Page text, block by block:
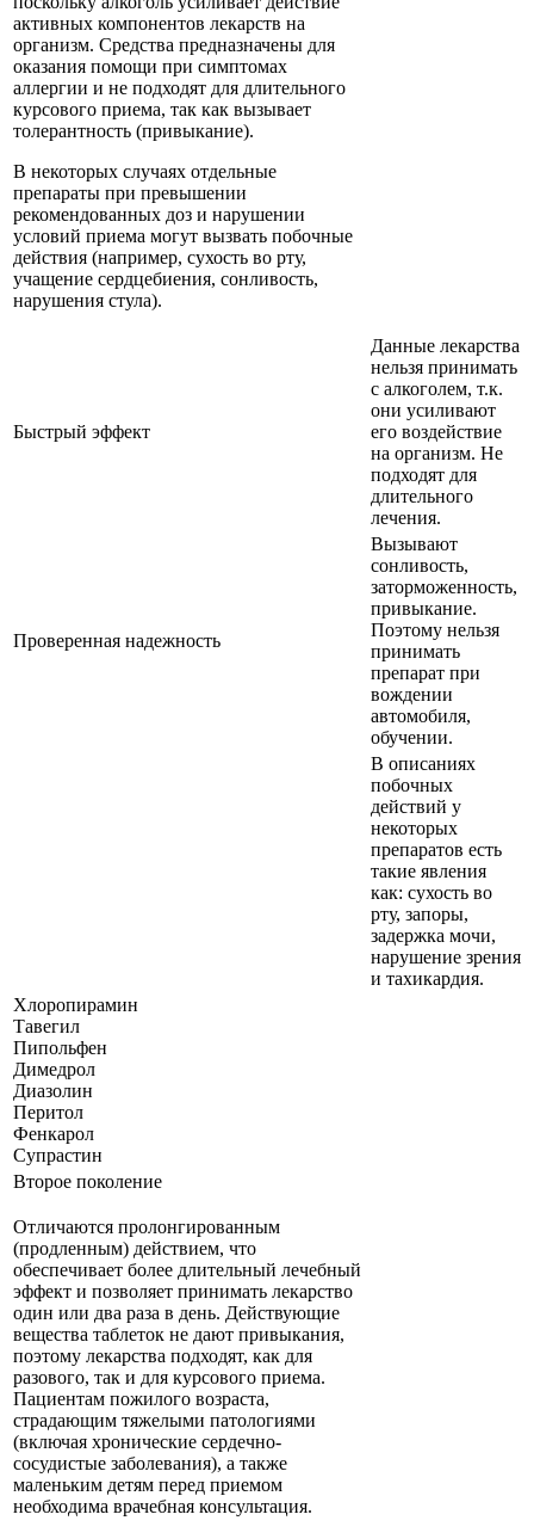
активных компонентов лекарств на
организм. Средства предназначены для
оказания помощи при симптомах
аллергии и не подходят для длительного
курсового приема, так как вызывает
толерантность (привыкание).
В некоторых случаях отдельные
препараты при превышении
рекомендованных доз и нарушении
условий приема могут вызвать побочные
действия (например, сухость во рту,
учащение сердцебиения, сонливость,
нарушения стула).
Быстрый эффект
Данные лекарства
нельзя принимать
с алкоголем, т.к.
они усиливают
его воздействие
на организм. Не
подходят для
длительного
лечения.
Проверенная надежность
Вызывают
сонливость,
заторможенность,
привыкание.
Поэтому нельзя
принимать
препарат при
вождении
автомобиля,
обучении.
В описаниях
побочных
действий у
некоторых
препаратов есть
такие явления
как: сухость во
рту, запоры,
задержка мочи,
нарушение зрения
и тахикардия.
Хлоропирамин
Тавегил
Пипольфен
Димедрол
Диазолин
Перитол
Фенкарол
Супрастин
Второе поколение
Отличаются пролонгированным
(продленным) действием, что
обеспечивает более длительный лечебный
эффект и позволяет принимать лекарство
один или два раза в день. Действующие
вещества таблеток не дают привыкания,
поэтому лекарства подходят, как для
разового, так и для курсового приема.
Пациентам пожилого возраста,
страдающим тяжелыми патологиями
(включая хронические сердечно-
сосудистые заболевания), а также
маленьким детям перед приемом
необходима врачебная консультация.